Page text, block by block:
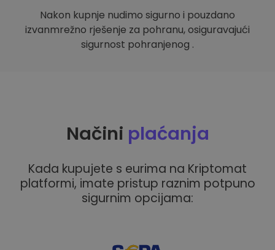
Nakon kupnje nudimo sigurno i pouzdano
izvanmrežno rješenje za pohranu, osiguravajući
sigurnost pohranjenog .
Načini plaćanja
Kada kupujete s eurima na Kriptomat
platformi, imate pristup raznim potpuno
sigurnim opcijama: